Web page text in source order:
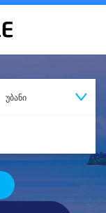
უბანი